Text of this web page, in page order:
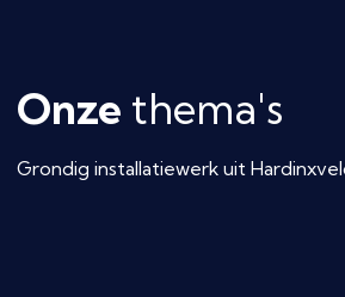
Onze thema's
Grondig installatiewerk uit